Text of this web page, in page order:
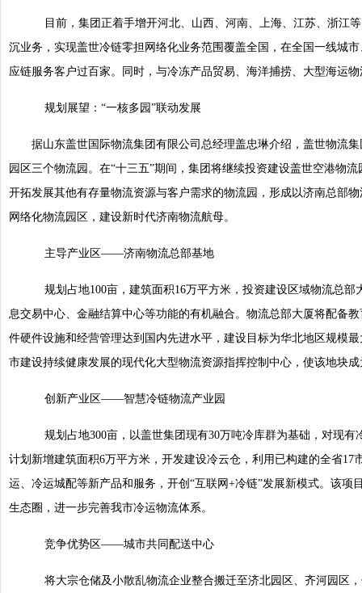
目前，集团正着手增开河北、山西、河南、上海、江苏、浙江
沉业务，实现盖世冷链零担网络化业务范围覆盖全国，在全国一线城
应链服务客户过百家。同时，与冷冻产品贸易、海洋捕捞、大型海运
规划展望：“一核多园”联动发展
据山东盖世国际物流集团有限公司总经理盖忠琳介绍，盖世物流
园区三个物流园。在“十三五”期间，集团将继续投资建设盖世空港物
开拓发展其他有存量物流资源与客户需求的物流园，形成以济南总部
网络化物流园区，建设新时代济南物流航母。
主导产业区——济南物流总部基地
规划占地100亩，建筑面积16万平方米，投资建设区域物流总
息交易中心、金融结算中心等功能的有机融合。物流总部大厦将配备
件硬件设施和经营管理达到国内先进水平，建设目标为华北地区规模
市建设持续健康发展的现代化大型物流资源指挥控制中心，使该地块
创新产业区——智慧冷链物流产业园
规划占地300亩，以盖世集团现有30万吨冷库群为基础，对现
计划新增建筑面积6万平方米，开发建设冷云仓，利用已构建的全省
运、冷运城配等新产品和服务，开创“互联网+冷链”发展新模式。该
生态圈，进一步完善我市冷运物流体系。
竞争优势区——城市共同配送中心
将大宗仓储及小散乱物流企业整合搬迁至济北园区、齐河园区